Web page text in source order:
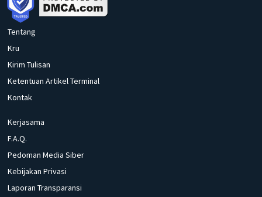
Tentang
Kru
Kirim Tulisan
Ketentuan Artikel Terminal
Kontak
Kerjasama
F.A.Q.
Pedoman Media Siber
Kebijakan Privasi
Laporan Transparansi